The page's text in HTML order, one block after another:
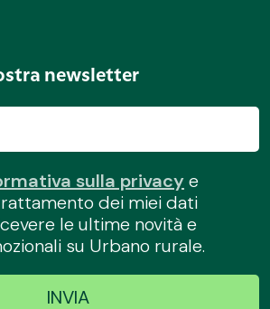
newsletter
sulla privacye
dei miei dati
le ultime novità e
su Urbano rurale.